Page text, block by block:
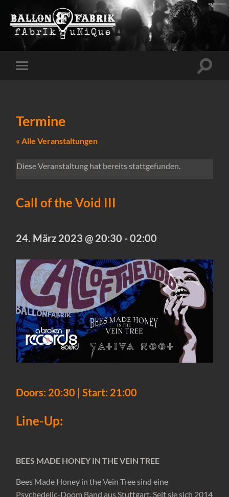
Mobile-
Termine
« Alle Veranstaltungen
Diese Veranstaltung hat bereits stattgefunden.
Call of the Void III
24. März 2023 @ 20:30 -02:00
Doors: 20:30 | Start: 21:00
Line-Up:
BEES MADE HONEY IN THE VEIN TREE
Bees Made Honey in the Vein Tree sind eine
Psychedelic-Doom Band aus Stuttgart. Seit sie sich 2014